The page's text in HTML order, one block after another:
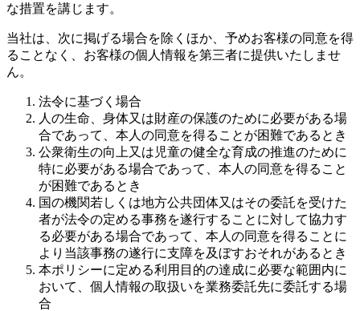
な措置を講じます。
当社は、次に掲げる場合を除くほか、予めお客様の同意を得
ることなく、お客様の個人情報を第三者に提供いたしませ
ん。
法令に基づく場合
人の生命、身体又は財産の保護のために必要がある場
合であって、本人の同意を得ることが困難であるとき
公衆衛生の向上又は児童の健全な育成の推進のために
特に必要がある場合であって、本人の同意を得ること
が困難であるとき
国の機関若しくは地方公共団体又はその委託を受けた
者が法令の定める事務を遂行することに対して協力す
る必要がある場合であって、本人の同意を得ることに
より当該事務の遂行に支障を及ぼすおそれがあるとき
本ポリシーに定める利用目的の達成に必要な範囲内に
おいて、個人情報の取扱いを業務委託先に委託する場
合